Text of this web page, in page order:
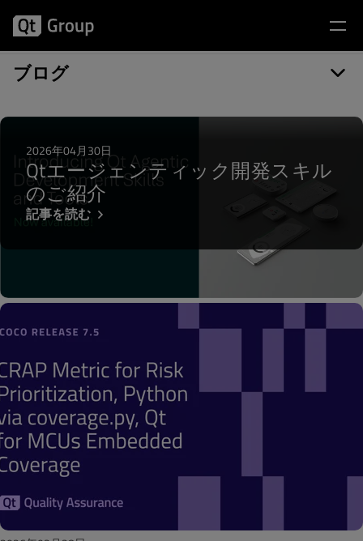
ブログ
記事カテゴリー: QA Tools
2026年04月30日
Qtエージェンティック開発スキル
のご紹介
記事を読む